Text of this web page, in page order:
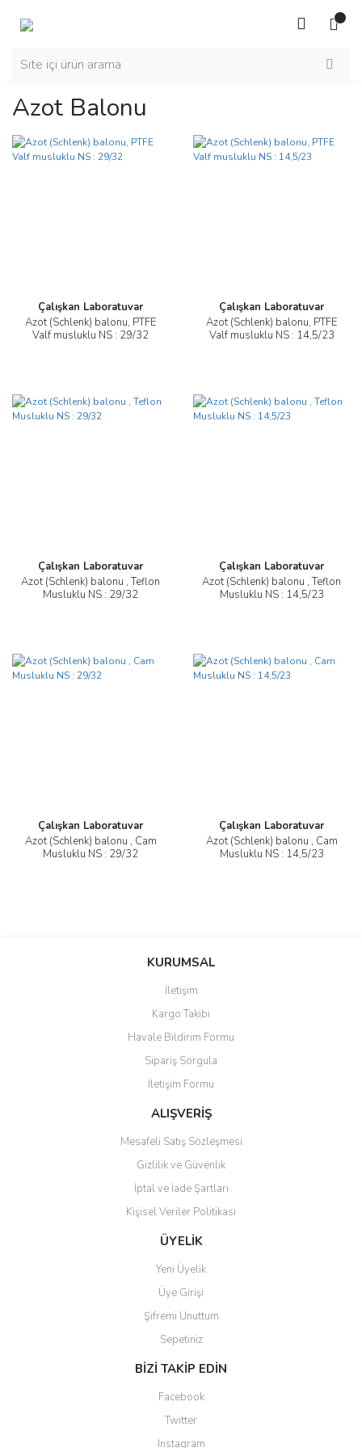
Azot Balonu
Çalışkan Laboratuvar
Azot (Schlenk) balonu, PTFE
Valf musluklu NS : 29/32
Çalışkan Laboratuvar
Azot (Schlenk) balonu, PTFE
Valf musluklu NS : 14,5/23
Çalışkan Laboratuvar
Azot (Schlenk) balonu , Teflon
Musluklu NS : 29/32
Çalışkan Laboratuvar
Azot (Schlenk) balonu , Teflon
Musluklu NS : 14,5/23
Çalışkan Laboratuvar
Azot (Schlenk) balonu , Cam
Musluklu NS : 29/32
Çalışkan Laboratuvar
Azot (Schlenk) balonu , Cam
Musluklu NS : 14,5/23
KURUMSAL
İletişim
Kargo Takibi
Havale Bildirim Formu
Sipariş Sorgula
İletişim Formu
ALIŞVERİŞ
Mesafeli Satış Sözleşmesi
Gizlilik ve Güvenlik
İptal ve İade Şartları
Kişisel Veriler Politikası
ÜYELİK
Yeni Üyelik
Üye Girişi
Şifremi Unuttum
Sepetiniz
BİZİ TAKİP EDİN
Facebook
Twitter
Instagram